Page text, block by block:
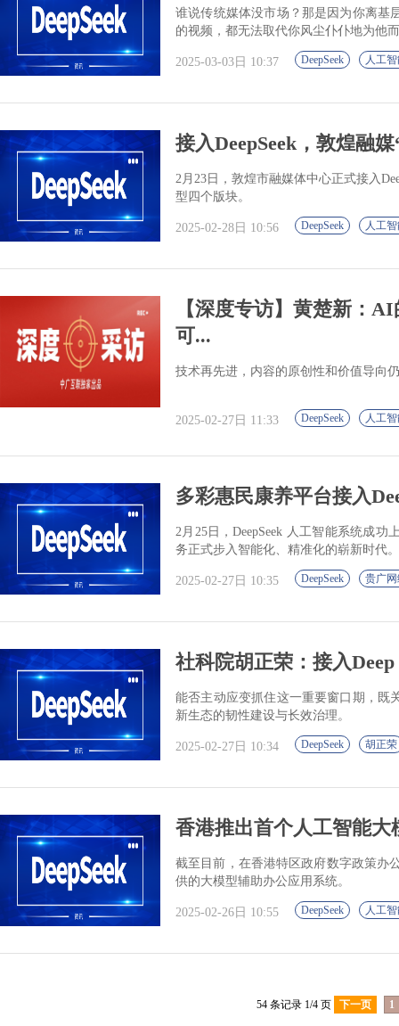
谁说传统媒体没市场？那是因为你离基
的视频，都无法取代你风尘仆仆地为他
2025-03-03日 10:37 DeepSeek 人工
接入DeepSeek，敦煌融
2月23日，敦煌市融媒体中心正式接入
型四个版块。
2025-02-28日 10:56 DeepSeek 人工
【深度专访】黄楚新：
可...
技术再先进，内容的原创性和价值导向
2025-02-27日 11:33 DeepSeek 人工
多彩惠民康养平台接入
2月25日，DeepSeek 人工智能系统成
务正式步入智能化、精准化的崭新时代。
2025-02-27日 10:35 DeepSeek 贵广
社科院胡正荣：接入
能否主动应变抓住这一重要窗口期，既
新生态的韧性建设与长效治理。
2025-02-27日 10:34 DeepSeek 胡正荣
香港推出首个人工智能大
截至目前，在香港特区政府数字政策办
供的大模型辅助办公应用系统。
2025-02-26日 10:55 DeepSeek 人工
54 条记录 1/4 页 下一页 1